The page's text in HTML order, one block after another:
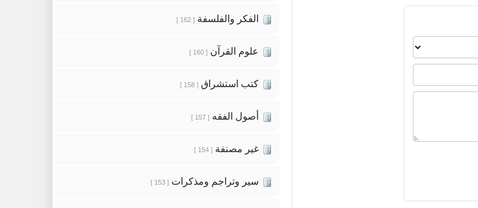
الفكر والفلسفة [ 162 ]
علوم القرآن [ 160 ]
كتب استشراق [ 158 ]
أصول الفقه [ 157 ]
غير مصنفة [ 154 ]
سير وتراجم ومذكرات [ 153 ]